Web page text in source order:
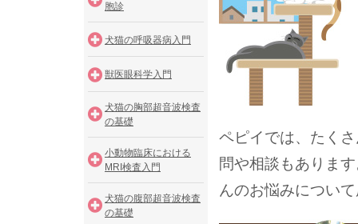
胞診
犬猫の呼吸器病入門
獣医眼科学入門
犬猫の胸部超音波検査
の基礎
小動物臨床における
MRI検査入門
犬猫の腹部超音波検査
の基礎
ペピイでは、たく
問や相談もありま
んのお悩みについ